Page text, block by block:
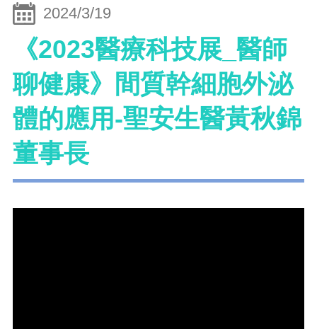
2024/3/19
《2023醫療科技展_醫師
聊健康》間質幹細胞外泌
體的應用-聖安生醫黃秋錦
董事長